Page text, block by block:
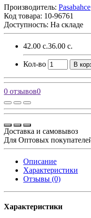
Производитель: Pasabahce
Код товара: 10-96761
Доступность: На складе
42.00 с.36.00 с.
Кол-во В
0 отзывов0
Доставка и самовывоз
Для Оптовых
Описание
Характеристики
Отзывы (0)
Характеристики